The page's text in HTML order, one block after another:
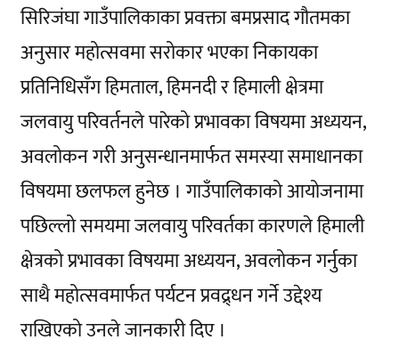
सिरिजंघा गाउँपालिकाका प्रवक्ता बमप्रसाद गौतमका
अनुसार महोत्सवमा सरोकार भएका निकायका
प्रतिनिधिसँग हिमताल, हिमनदी र हिमाली क्षेत्रमा
जलवायु परिवर्तनले पारेको प्रभावका विषयमा अध्ययन,
अवलोकन गरी अनुसन्धानमार्फत समस्या समाधानका
विषयमा छलफल हुनेछ । गाउँपालिकाको आयोजनामा
पछिल्लो समयमा जलवायु परिवर्तका कारणले हिमाली
क्षेत्रको प्रभावका विषयमा अध्ययन, अवलोकन गर्नुका
साथै महोत्सवमार्फत पर्यटन प्रवद्र्धन गर्ने उद्देश्य
राखिएको उनले जानकारी दिए ।